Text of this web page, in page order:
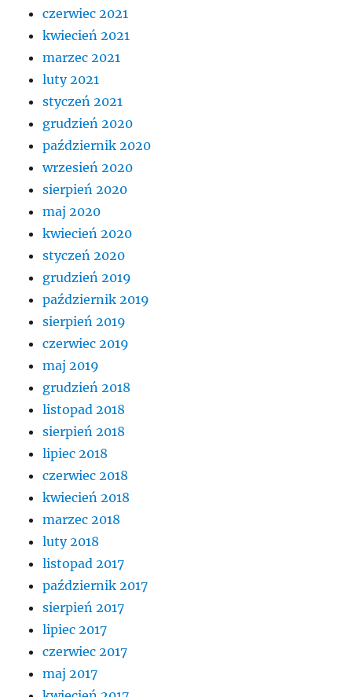
czerwiec 2021
kwiecień 2021
marzec 2021
luty 2021
styczeń 2021
grudzień 2020
październik 2020
wrzesień 2020
sierpień 2020
maj 2020
kwiecień 2020
styczeń 2020
grudzień 2019
październik 2019
sierpień 2019
czerwiec 2019
maj 2019
grudzień 2018
listopad 2018
sierpień 2018
lipiec 2018
czerwiec 2018
kwiecień 2018
marzec 2018
luty 2018
listopad 2017
październik 2017
sierpień 2017
lipiec 2017
czerwiec 2017
maj 2017